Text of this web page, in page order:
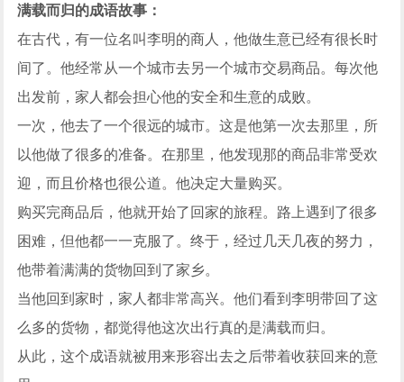
满载而归的成语故事：
在古代，有一位名叫李明的商人，他做生意已经有很长时
间了。他经常从一个城市去另一个城市交易商品。每次他
出发前，家人都会担心他的安全和生意的成败。
一次，他去了一个很远的城市。这是他第一次去那里，所
以他做了很多的准备。在那里，他发现那的商品非常受欢
迎，而且价格也很公道。他决定大量购买。
购买完商品后，他就开始了回家的旅程。路上遇到了很多
困难，但他都一一克服了。终于，经过几天几夜的努力，
他带着满满的货物回到了家乡。
当他回到家时，家人都非常高兴。他们看到李明带回了这
么多的货物，都觉得他这次出行真的是满载而归。
从此，这个成语就被用来形容出去之后带着收获回来的意